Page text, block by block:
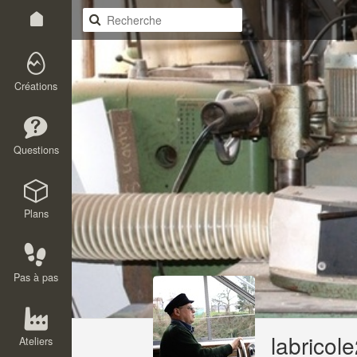
Créations
Questions
Plans
Pas à pas
Ateliers